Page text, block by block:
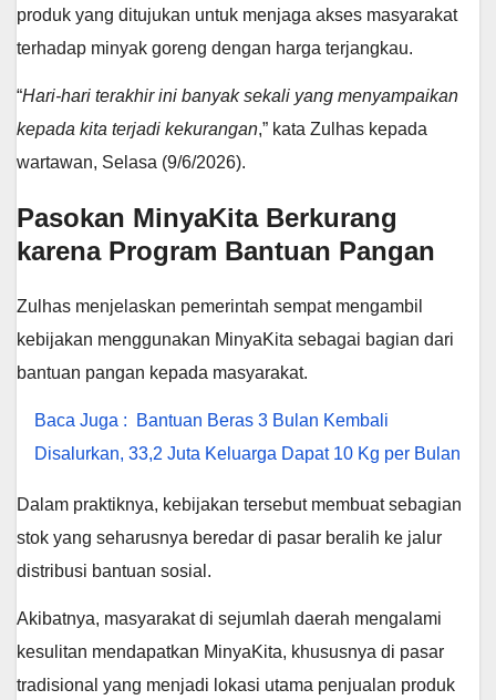
produk yang ditujukan untuk menjaga akses masyarakat
terhadap minyak goreng dengan harga terjangkau.
“Hari-hari terakhir ini banyak sekali yang menyampaikan
kepada kita terjadi kekurangan,” kata Zulhas kepada
wartawan, Selasa (9/6/2026).
Pasokan MinyaKita Berkurang
karena Program Bantuan Pangan
Zulhas menjelaskan pemerintah sempat mengambil
kebijakan menggunakan MinyaKita sebagai bagian dari
bantuan pangan kepada masyarakat.
Baca Juga :
Bantuan Beras 3 Bulan Kembali
Disalurkan, 33,2 Juta Keluarga Dapat 10 Kg per Bulan
Dalam praktiknya, kebijakan tersebut membuat sebagian
stok yang seharusnya beredar di pasar beralih ke jalur
distribusi bantuan sosial.
Akibatnya, masyarakat di sejumlah daerah mengalami
kesulitan mendapatkan MinyaKita, khususnya di pasar
tradisional yang menjadi lokasi utama penjualan produk